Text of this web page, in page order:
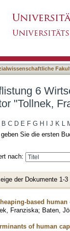
6
"Tollnek,
B C D E F G H J K L
Sie die ersten
nach:
der Dokumente 1-3
based
Franziska; Baten,
of human